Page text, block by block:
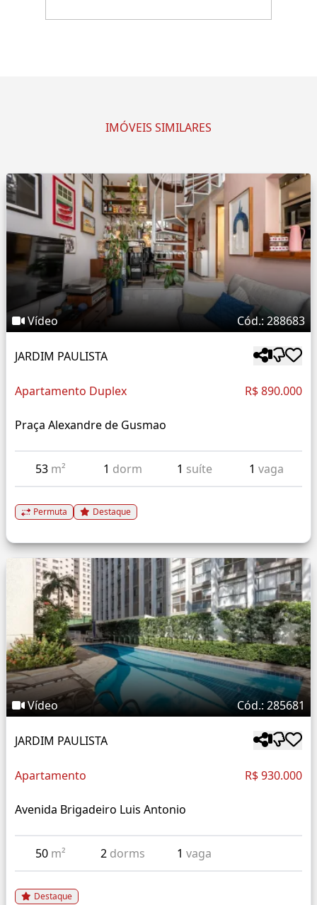
IMÓVEIS SIMILARES
Vídeo Cód.: 288683
JARDIM PAULISTA
Apartamento Duplex R$ 890.000
Praça Alexandre de Gusmao
53 m² 1 dorm 1 suíte 1 vaga
Permuta Destaque
Vídeo Cód.: 285681
JARDIM PAULISTA
Apartamento R$ 930.000
Avenida Brigadeiro Luis Antonio
50 m² 2 dorms 1vaga
Destaque